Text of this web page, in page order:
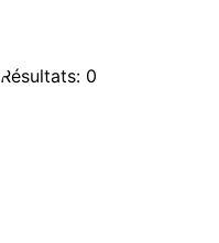
Résultats: 0